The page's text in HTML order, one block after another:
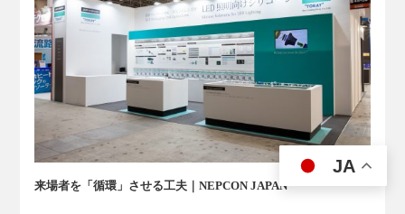
来場者を「循環」させる工夫｜NEPCON JAPAN
JA